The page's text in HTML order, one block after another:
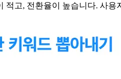
적고, 전환율이 높습니다. 사